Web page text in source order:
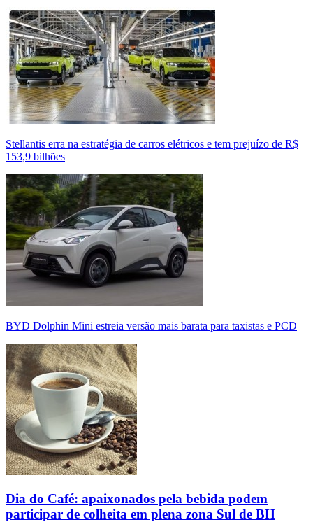
Stellantis erra na estratégia de carros elétricos e tem prejuízo de R$
153,9 bilhões
BYD Dolphin Mini estreia versão mais barata para taxistas e PCD
Dia do Café: apaixonados pela bebida podem
participar de colheita em plena zona Sul de BH